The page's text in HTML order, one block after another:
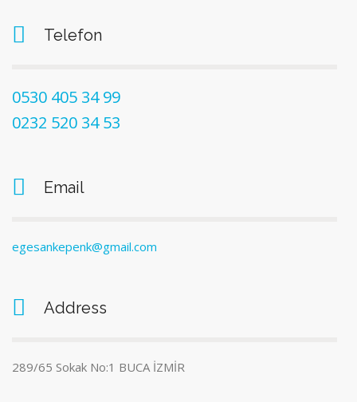
Telefon
0530 405 34 99
0232 520 34 53
Email
egesankepenk@gmail.com
Address
289/65 Sokak No:1 BUCA İZMİR